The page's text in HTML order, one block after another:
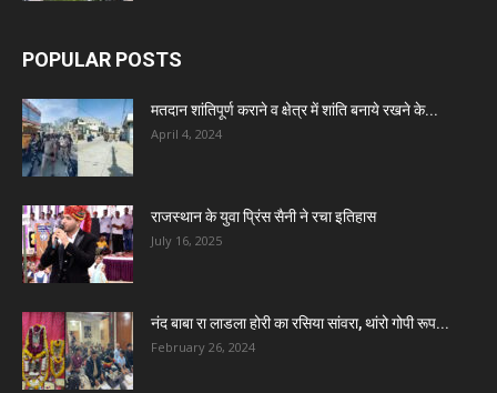
POPULAR POSTS
मतदान शांतिपूर्ण कराने व क्षेत्र में शांति बनाये रखने के...
April 4, 2024
राजस्थान के युवा प्रिंस सैनी ने रचा इतिहास
July 16, 2025
नंद बाबा रा लाडला होरी का रसिया सांवरा, थांरो गोपी रूप...
February 26, 2024